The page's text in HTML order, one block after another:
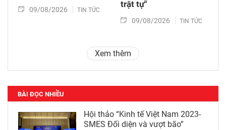
09/08/2026 TIN TỨC
trật tự"
09/08/2026 TIN TỨC
Xem thêm
BÀI ĐỌC NHIỀU
Hội thảo “Kinh tế Việt Nam 2023-
SMES Đối diện và vượt bão”